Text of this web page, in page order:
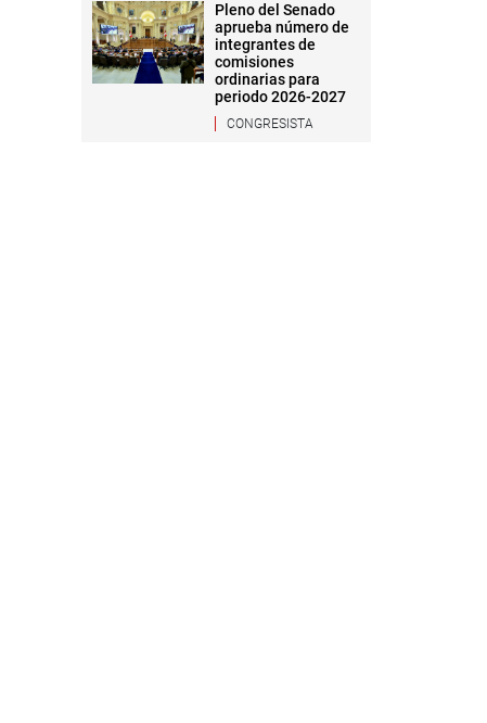
Pleno del Senado
aprueba número de
integrantes de
comisiones
ordinarias para
periodo 2026-2027
CONGRESISTA